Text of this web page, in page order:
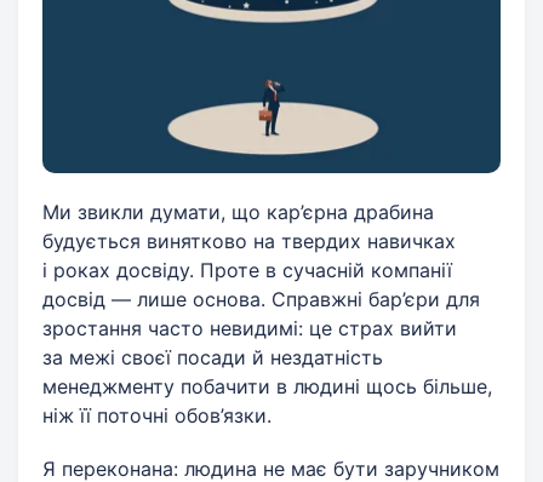
Ми звикли думати, що кар’єрна драбина
будується винятково на твердих навичках
і роках досвіду. Проте в сучасній компанії
досвід — лише основа. Справжні бар’єри для
зростання часто невидимі: це страх вийти
за межі своєї посади й нездатність
менеджменту побачити в людині щось більше,
ніж її поточні обов’язки.
Я переконана: людина не має бути заручником